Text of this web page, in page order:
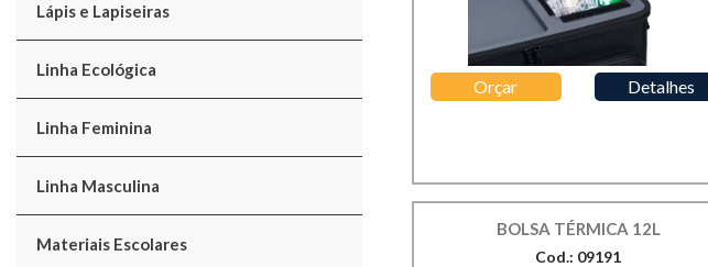
Lápis e Lapiseiras
Linha Ecológica
Linha Feminina
Linha Masculina
Materiais Escolares
Orçar Detalhes
BOLSA TÉRMICA 12L
Cod.: 09191